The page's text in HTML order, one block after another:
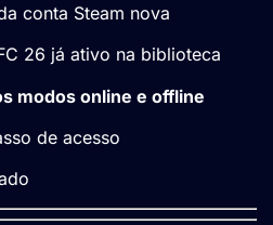
conta Steam nova
26 já ativo na biblioteca
modos online e offline
de acesso